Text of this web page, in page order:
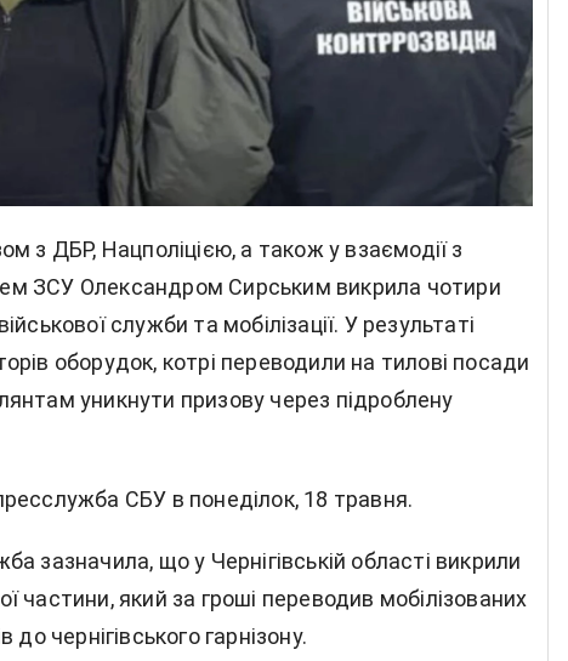
з ДБР, Нацполіцією, а також у взаємодії з
ЗСУ Олександром Сирським викрила чотири
служби та мобілізації. У результаті
оборудок, котрі переводили на тилові посади
уникнути призову через підроблену
СБУ в понеділок, 18 травня.
зазначила, що у Чернігівській області викрили
частини, який за гроші переводив мобілізованих
до чернігівського гарнізону.